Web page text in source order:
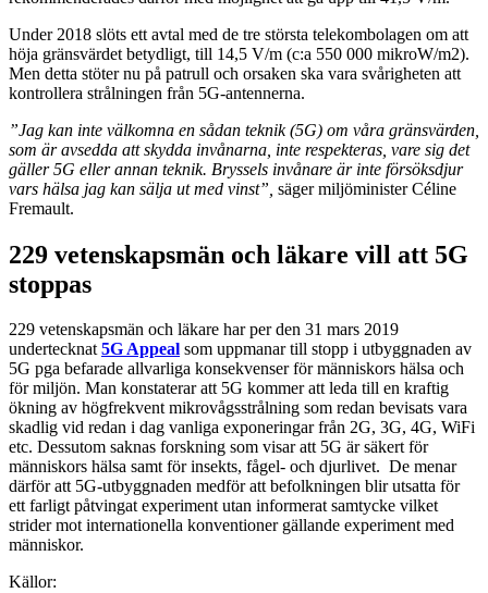
Under 2018 slöts ett avtal med de tre största telekombolagen om att
höja gränsvärdet betydligt, till 14,5 V/m (c:a 550 000 mikroW/m2).
Men detta stöter nu på patrull och orsaken ska vara svårigheten att
kontrollera strålningen från 5G-antennerna.
”Jag kan inte välkomna en sådan teknik (5G) om våra gränsvärden,
som är avsedda att skydda invånarna, inte respekteras, vare sig det
gäller 5G eller annan teknik. Bryssels invånare är inte försöksdjur
vars hälsa jag kan sälja ut med vinst”, säger miljöminister Céline
Fremault.
229 vetenskapsmän och läkare vill att 5G
stoppas
229 vetenskapsmän och läkare har per den 31 mars 2019
undertecknat 5G Appeal som uppmanar till stopp i utbyggnaden av
5G pga befarade allvarliga konsekvenser för människors hälsa och
för miljön. Man konstaterar att 5G kommer att leda till en kraftig
ökning av högfrekvent mikrovågsstrålning som redan bevisats vara
skadlig vid redan i dag vanliga exponeringar från 2G, 3G, 4G, WiFi
etc. Dessutom saknas forskning som visar att 5G är säkert för
människors hälsa samt för insekts, fågel- och djurlivet. De menar
därför att 5G-utbyggnaden medför att befolkningen blir utsatta för
ett farligt påtvingat experiment utan informerat samtycke vilket
strider mot internationella konventioner gällande experiment med
människor.
Källor: